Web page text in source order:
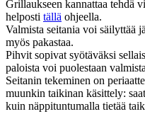
Grillaukseen kannattaa tehdä
helposti tällä ohjeella.
Valmista seitania voi säilyttää
myös pakastaa.
Pihvit sopivat syötäväksi
paloista voi puolestaan
Seitanin tekeminen on
muunkin taikinan käsittely:
kuin näppituntumalla tietää